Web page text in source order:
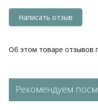
Написать отзыв
Об этом товаре отзывов
Рекомендуем